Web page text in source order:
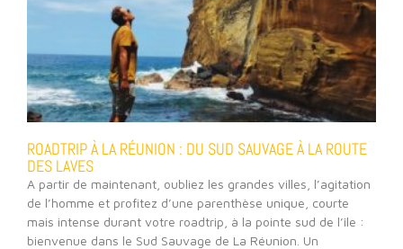
ROADTRIP À LA RÉUNION : DU SUD SAUVAGE À LA ROUTE
DES LAVES
A partir de maintenant, oubliez les grandes villes, l’agitation
de l’homme et profitez d’une parenthèse unique, courte
mais intense durant votre roadtrip, à la pointe sud de l’île :
bienvenue dans le Sud Sauvage de La Réunion. Un